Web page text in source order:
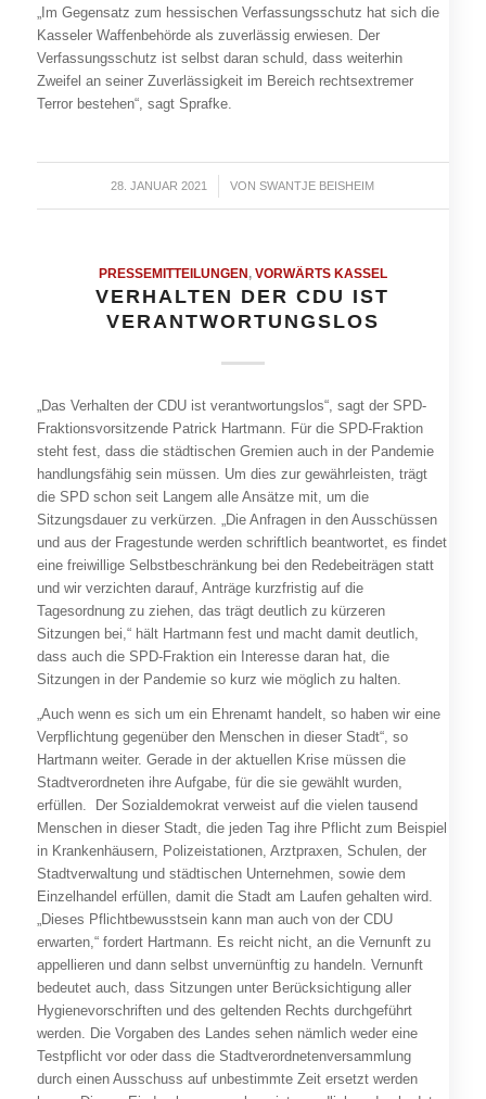
„Im Gegensatz zum hessischen Verfassungsschutz hat sich die
Kasseler Waffenbehörde als zuverlässig erwiesen. Der
Verfassungsschutz ist selbst daran schuld, dass weiterhin
Zweifel an seiner Zuverlässigkeit im Bereich rechtsextremer
Terror bestehen“, sagt Sprafke.
28. JANUAR 2021
/ VONSWANTJE BEISHEIM
PRESSEMITTEILUNGEN, VORWÄRTS KASSEL
VERHALTEN DER CDU IST
VERANTWORTUNGSLOS
„Das Verhalten der CDU ist verantwortungslos“, sagt der SPD-
Fraktionsvorsitzende Patrick Hartmann. Für die SPD-Fraktion
steht fest, dass die städtischen Gremien auch in der Pandemie
handlungsfähig sein müssen. Um dies zur gewährleisten, trägt
die SPD schon seit Langem alle Ansätze mit, um die
Sitzungsdauer zu verkürzen. „Die Anfragen in den Ausschüssen
und aus der Fragestunde werden schriftlich beantwortet, es findet
eine freiwillige Selbstbeschränkung bei den Redebeiträgen statt
und wir verzichten darauf, Anträge kurzfristig auf die
Tagesordnung zu ziehen, das trägt deutlich zu kürzeren
Sitzungen bei,“ hält Hartmann fest und macht damit deutlich,
dass auch die SPD-Fraktion ein Interesse daran hat, die
Sitzungen in der Pandemie so kurz wie möglich zu halten.
„Auch wenn es sich um ein Ehrenamt handelt, so haben wir eine
Verpflichtung gegenüber den Menschen in dieser Stadt“, so
Hartmann weiter. Gerade in der aktuellen Krise müssen die
Stadtverordneten ihre Aufgabe, für die sie gewählt wurden,
erfüllen. Der Sozialdemokrat verweist auf die vielen tausend
Menschen in dieser Stadt, die jeden Tag ihre Pflicht zum Beispiel
in Krankenhäusern, Polizeistationen, Arztpraxen, Schulen, der
Stadtverwaltung und städtischen Unternehmen, sowie dem
Einzelhandel erfüllen, damit die Stadt am Laufen gehalten wird.
„Dieses Pflichtbewusstsein kann man auch von der CDU
erwarten,“ fordert Hartmann. Es reicht nicht, an die Vernunft zu
appellieren und dann selbst unvernünftig zu handeln. Vernunft
bedeutet auch, dass Sitzungen unter Berücksichtigung aller
Hygienevorschriften und des geltenden Rechts durchgeführt
werden. Die Vorgaben des Landes sehen nämlich weder eine
Testpflicht vor oder dass die Stadtverordnetenversammlung
durch einen Ausschuss auf unbestimmte Zeit ersetzt werden